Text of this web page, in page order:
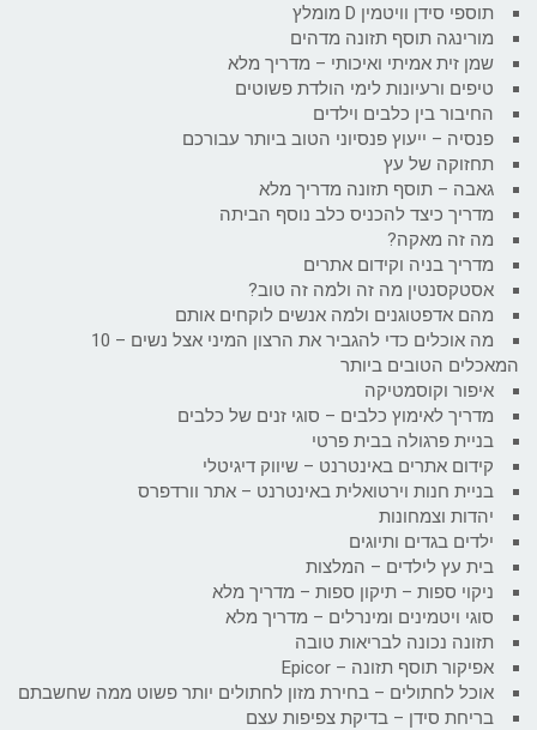
תוספי סידן וויטמין D מומלץ
מורינגה תוסף תזונה מדהים
שמן זית אמיתי ואיכותי – מדריך מלא
טיפים ורעיונות לימי הולדת פשוטים
החיבור בין כלבים וילדים
פנסיה – ייעוץ פנסיוני הטוב ביותר עבורכם
תחזוקה של עץ
גאבה – תוסף תזונה מדריך מלא
מדריך כיצד להכניס כלב נוסף הביתה
מה זה מאקה?
מדריך בניה וקידום אתרים
אסטקסנטין מה זה ולמה זה טוב?
מהם אדפטוגנים ולמה אנשים לוקחים אותם
מה אוכלים כדי להגביר את הרצון המיני אצל נשים – 10
המאכלים הטובים ביותר
איפור וקוסמטיקה
מדריך לאימוץ כלבים – סוגי זנים של כלבים
בניית פרגולה בבית פרטי
קידום אתרים באינטרנט – שיווק דיגיטלי
בניית חנות וירטואלית באינטרנט – אתר וורדפרס
יהדות וצמחונות
ילדים בגדים ותיוגים
בית עץ לילדים – המלצות
ניקוי ספות – תיקון ספות – מדריך מלא
סוגי ויטמינים ומינרלים – מדריך מלא
תזונה נכונה לבריאות טובה
אפיקור תוסף תזונה – Epicor
אוכל לחתולים – בחירת מזון לחתולים יותר פשוט ממה שחשבתם
בריחת סידן – בדיקת צפיפות עצם